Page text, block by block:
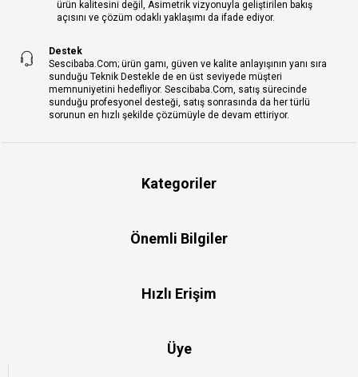
ürün kalitesini değil, Asimetrik vizyonuyla geliştirilen bakış
açısını ve çözüm odaklı yaklaşımı da ifade ediyor.
Destek
Sescibaba.Com; ürün gamı, güven ve kalite anlayışının yanı sıra
sunduğu Teknik Destekle de en üst seviyede müşteri
memnuniyetini hedefliyor. Sescibaba.Com, satış sürecinde
sunduğu profesyonel desteği, satış sonrasında da her türlü
sorunun en hızlı şekilde çözümüyle de devam ettiriyor.
Kategoriler
Önemli Bilgiler
Hızlı Erişim
Üye